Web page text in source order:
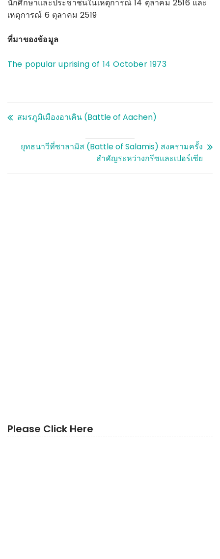
นักศึกษาและประชาชนในเหตุการณ์ 14 ตุลาคม 2516 และ
เหตุการณ์ 6 ตุลาคม 2519
ที่มาของข้อมูล
The popular uprising of 14 October 1973
สมรภูมิเมืองอาเคิน (Battle of Aachen)
ยุทธนาวีที่ซาลามิส (Battle of Salamis) สงครามครั้ง
สำคัญระหว่างกรีซและเปอร์เซีย
Please Click Here